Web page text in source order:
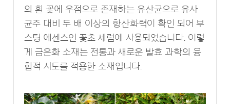
의 흰 꽃에 우점으로 존재하는 유산균으로 유사
균주 대비 두 배 이상의 항산화력이 확인 되어 부
스팅 에센스인 꽃초 세럼에 사용되었습니다. 이렇
게 금은화 소재는 전통과 새로운 발효 과학의 융
합적 시도를 적용한 소재입니다.